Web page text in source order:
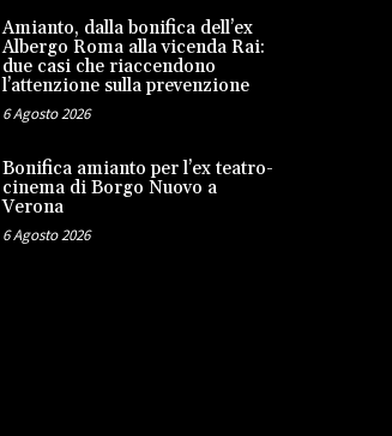
Amianto, dalla bonifica dell’ex
Albergo Roma alla vicenda Rai:
due casi che riaccendono
l’attenzione sulla prevenzione
6 Agosto 2026
Bonifica amianto per l’ex teatro-
cinema di Borgo Nuovo a
Verona
6 Agosto 2026